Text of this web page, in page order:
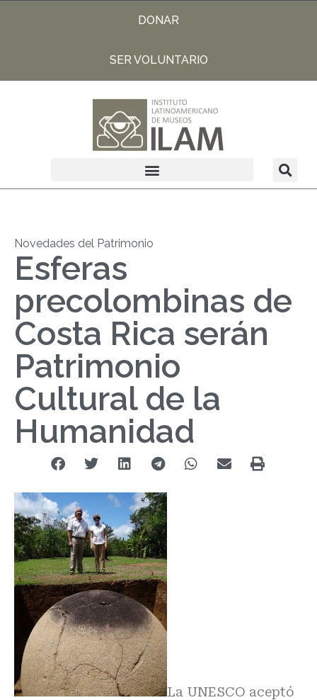
DONAR
SER VOLUNTARIO
Novedades del Patrimonio
Esferas
precolombinas de
Costa Rica serán
Patrimonio
Cultural de la
Humanidad
La UNESCO aceptó